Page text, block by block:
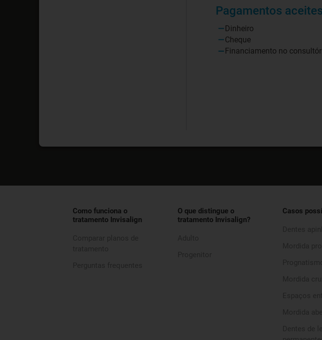
Pagamentos aceites
Dinheiro
Cheque
Financiamento no
Como funciona o
tratamento Invisalign
O que distingue o
tratamento Invisalign?
Casos